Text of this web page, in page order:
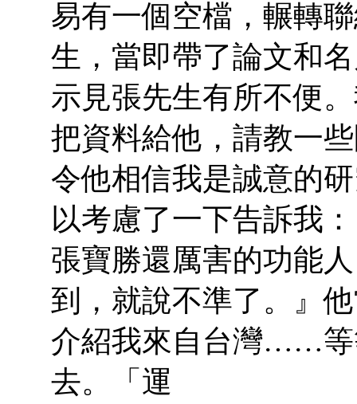
易有一個空檔，輾轉
生，當即帶了論文和
示見張先生有所不便
把資料給他，請教一
令他相信我是誠意的
以考慮了一下告訴我
張寶勝還厲害的功能
到，就說不準了。』
介紹我來自台灣……等
去。「運